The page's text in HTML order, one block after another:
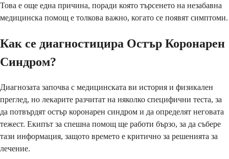
Това е още една причина, поради която търсенето на незабавна
медицинска помощ е толкова важно, когато се появят симптоми.
Как се диагностицира Остър Коронарен
Синдром?
Диагнозата започва с медицинската ви история и физикален
преглед, но лекарите разчитат на няколко специфични теста, за
да потвърдят остър коронарен синдром и да определят неговата
тежест. Екипът за спешна помощ ще работи бързо, за да събере
тази информация, защото времето е критично за решенията за
лечение.